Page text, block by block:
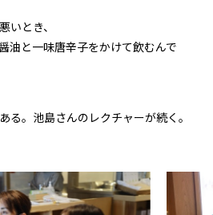
いとき、
油と一味唐辛子をかけて飲むんで
る。池島さんのレクチャーが続く。